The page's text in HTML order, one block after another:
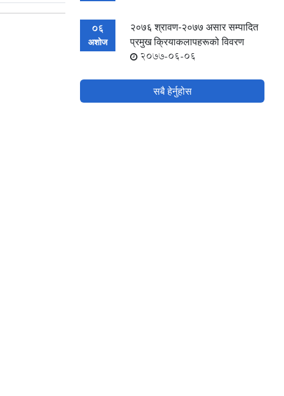
06
अशोज
२०७६ श्रावण-२०७७ असार सम्पादित
प्रमुख क्रियाकलापहरूको विवरण
2077-06-06
सबै हेर्नुहोस